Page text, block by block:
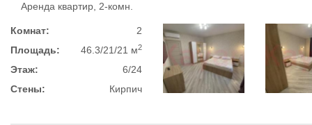
Аренда квартир, 2-комн.
Комнат:
2
Площадь:
46.3/21/21 м2
Этаж:
6/24
Стены:
Кирпич